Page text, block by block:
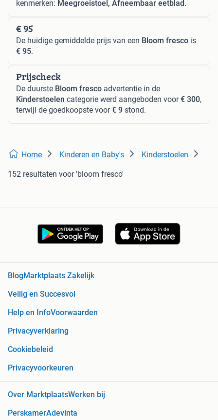
kenmerken: Meegroeistoel, Afneembaar eetblad.
€ 95
De huidige gemiddelde prijs van een Bloom fresco is
€ 95.
Prijscheck
De duurste Bloom fresco advertentie in de
Kinderstoelen categorie werd aangeboden voor€ 300,
terwijl de goedkoopste voor€ 9 stond.
Home Kinderen en Baby's Kinderstoelen
152 resultaten voor 'bloom fresco'
Blog Marktplaats Zakelijk
Veilig en Succesvol
Help en InfoVoorwaarden
Privacyverklaring
Cookiebeleid
Privacyvoorkeuren
Over MarktplaatsWerken bij
PerskamerAdevinta